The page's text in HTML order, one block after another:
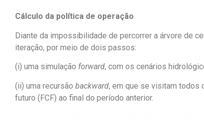
Cálculo da política de operação
Diante da impossibilidade de percorrer a árvore de
iteração, por meio de dois passos:
(i) uma simulação forward, com os cenários
(ii) uma recursão backward, em que se visitam todos
futuro (FCF) ao final do período anterior.